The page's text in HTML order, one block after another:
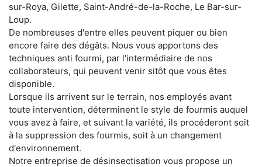
sur-Roya, Gilette, Saint-André-de-la-Roche, Le Bar-sur-
Loup.
De nombreuses d'entre elles peuvent piquer ou bien
encore faire des dégâts. Nous vous apportons des
techniques anti fourmi, par l'intermédiaire de nos
collaborateurs, qui peuvent venir sitôt que vous êtes
disponible.
Lorsque ils arrivent sur le terrain, nos employés avant
toute intervention, déterminent le style de fourmis auquel
vous avez à faire, et suivant la variété, ils procéderont soit
à la suppression des fourmis, soit à un changement
d'environnement.
Notre entreprise de désinsectisation vous propose un